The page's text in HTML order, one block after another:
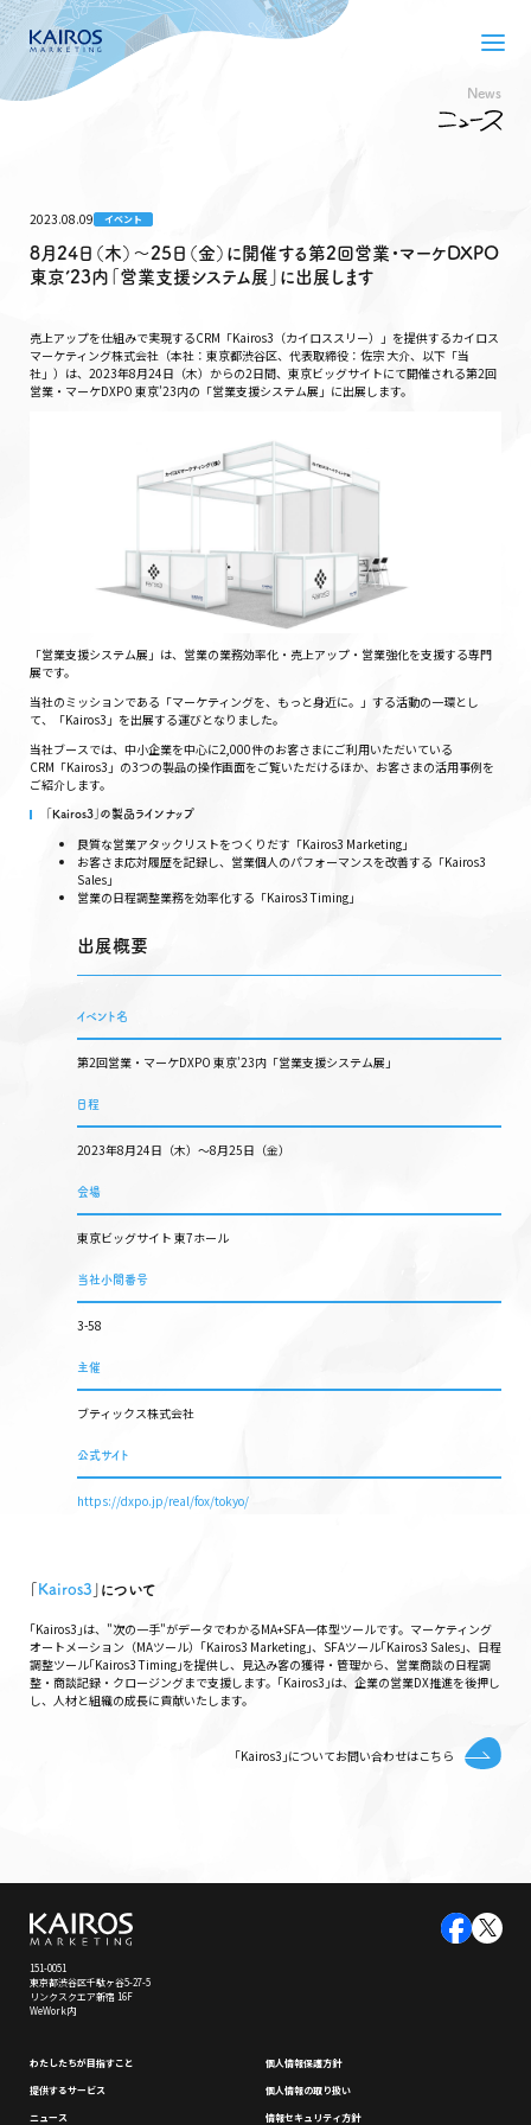
News
2023.08.09 イベント
8月24日（木）〜25日（金）に開催する第2回営業・マーケDXPO
東京’23内「営業支援システム展」に出展します
売上アップを仕組みで実現するCRM「Kairos3（カイロススリー）」を提供するカイロス
マーケティング株式会社（本社：東京都渋谷区、代表取締役：佐宗 大介、以下「当
社」）は、2023年8月24日（木）からの2日間、東京ビッグサイトにて開催される第2回
営業・マーケDXPO 東京’23内の「営業支援システム展」に出展します。
「営業支援システム展」は、営業の業務効率化・売上アップ・営業強化を支援する専門
展です。
当社のミッションである「マーケティングを、もっと身近に。」する活動の一環とし
て、「Kairos3」を出展する運びとなりました。
当社ブースでは、中小企業を中心に2,000件のお客さまにご利用いただいている
CRM「Kairos3」の3つの製品の操作画面をご覧いただけるほか、お客さまの活用事例を
ご紹介します。
「Kairos3」の製品ラインナップ
良質な営業アタックリストをつくりだす「Kairos3 Marketing」
お客さま応対履歴を記録し、営業個人のパフォーマンスを改善する「Kairos3
Sales」
営業の日程調整業務を効率化する「Kairos3 Timing」
出展概要
イベント名
第2回営業・マーケDXPO 東京’23内「営業支援システム展」
日程
2023年8月24日（木）〜8月25日（金）
会場
東京ビッグサイト 東7ホール
当社小間番号
3-58
主催
ブティックス株式会社
公式サイト
https://dxpo.jp/real/fox/tokyo/
Kairos3 ｣について
｢Kairos3｣は、"次の一手"がデータでわかるMA+SFA一体型ツールです。マーケティング
オートメーション（MAツール）｢Kairos3 Marketing｣、SFAツール｢Kairos3 Sales｣、日程
調整ツール｢Kairos3 Timing｣を提供し、見込み客の獲得・管理から、営業商談の日程調
整・商談記録・クロージングまで支援します。｢Kairos3｣は、企業の営業DX推進を後押し
し、人材と組織の成長に貢献いたします。
｢Kairos3｣についてお問い合わせはこちら
151-0051
東京都渋谷区千駄ヶ谷5-27-5
リンクスクエア新宿 16F
WeWork内
わたしたちが⽬指すこと
提供するサービス
ニュース
個⼈情報保護⽅針
個⼈情報の取り扱い
情報セキュリティ⽅針